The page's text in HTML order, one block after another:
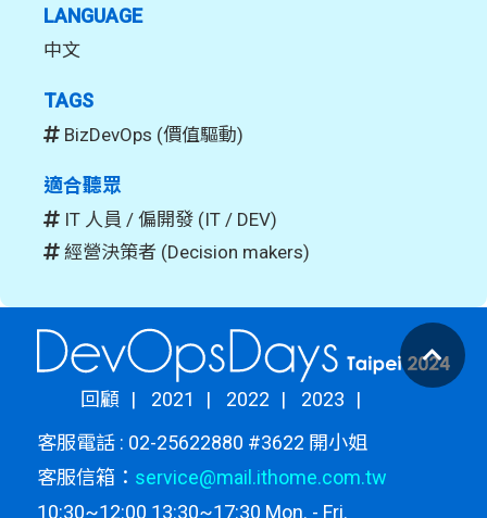
LANGUAGE
中文
TAGS
BizDevOps (價值驅動)
適合聽眾
IT 人員 / 偏開發 (IT / DEV)
經營決策者 (Decision makers)
回顧 2021 2022
2023
客服電話 : 02-25622880 #3622 開小姐
客服信箱： service@mail.ithome.com.tw
10:30~12:00 13:30~17:30 Mon. - Fri.